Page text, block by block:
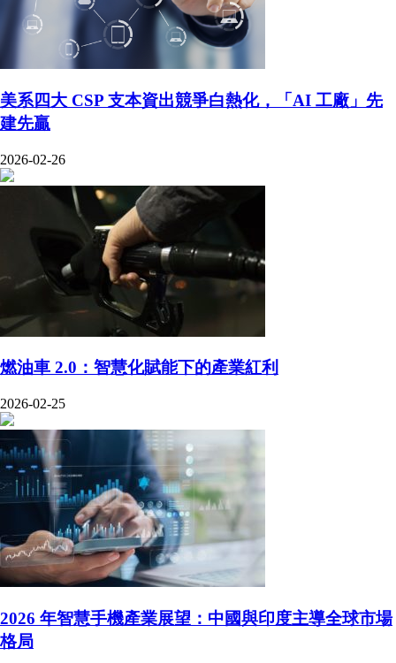
美系四大 CSP 支本資出競爭白熱化，「AI 工廠」先
建先贏
2026-02-26
燃油車 2.0：智慧化賦能下的產業紅利
2026-02-25
2026 年智慧手機產業展望：中國與印度主導全球市場
格局